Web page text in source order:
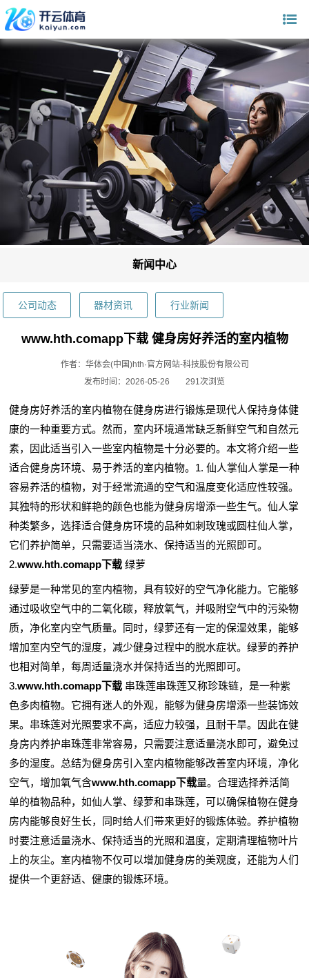
新闻中心
公司动态 器材资讯 行业新闻
www.hth.comapp下载 健身房好养活的室内植物
作者：华体会(中国)hth·官方网站-科技股份有限公司
发布时间：2026-05-26
291次浏览
健身房好养活的室内植物在健身房进行锻炼是现代人保持身体健
康的一种重要方式。然而，室内环境通常缺乏新鲜空气和自然元
素，因此适当引入一些室内植物是十分必要的。本文将介绍一些
适合健身房环境、易于养活的室内植物。1. 仙人掌仙人掌是一种
容易养活的植物，对于经常流通的空气和温度变化适应性较强。
其独特的形状和鲜艳的颜色也能为健身房增添一些生气。仙人掌
种类繁多，选择适合健身房环境的品种如刺玫瑰或圆柱仙人掌，
它们养护简单，只需要适当浇水、保持适当的光照即可。
2.www.hth.comapp下载 绿萝
绿萝是一种常见的室内植物，具有较好的空气净化能力。它能够
通过吸收空气中的二氧化碳，释放氧气，并吸附空气中的污染物
质，净化室内空气质量。同时，绿萝还有一定的保湿效果，能够
增加室内空气的湿度，减少健身过程中的脱水症状。绿萝的养护
也相对简单，每周适量浇水并保持适当的光照即可。
3.www.hth.comapp下载 串珠莲串珠莲又称珍珠链，是一种紫
色多肉植物。它拥有迷人的外观，能够为健身房增添一些装饰效
果。串珠莲对光照要求不高，适应力较强，且耐干旱。因此在健
身房内养护串珠莲非常容易，只需要注意适量浇水即可，避免过
多的湿度。总结为健身房引入室内植物能够改善室内环境，净化
空气，增加氧气含www.hth.comapp下载量。合理选择养活简
单的植物品种，如仙人掌、绿萝和串珠莲，可以确保植物在健身
房内能够良好生长，同时给人们带来更好的锻炼体验。养护植物
时要注意适量浇水、保持适当的光照和温度，定期清理植物叶片
上的灰尘。室内植物不仅可以增加健身房的美观度，还能为人们
提供一个更舒适、健康的锻炼环境。